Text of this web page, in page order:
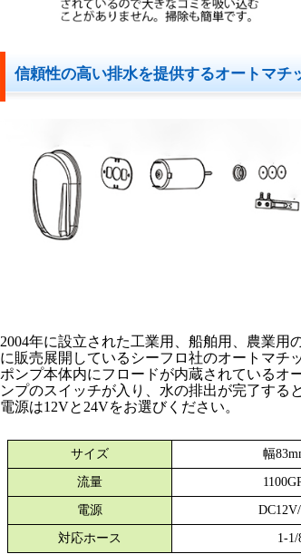
信頼性の高い排水を提供するオートマチ
2004年に設立された工業用、船舶用、農業用
に販売展開しているシーフロ社のオートマチ
ポンプ本体内にフロードが内蔵されているオ
ンプのスイッチが入り、水の排出が完了する
電源は12Vと24Vをお選びください。
サイズ 幅
流量
電源
対応ホース 1-